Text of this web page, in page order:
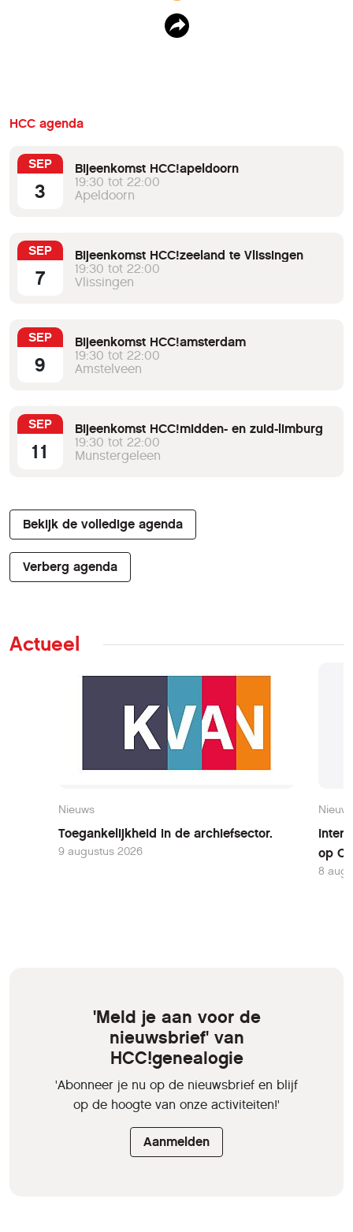
HCC agenda
SEP
3
Bijeenkomst HCC!apeldoorn
19:30 tot 22:00
Apeldoorn
SEP
7
Bijeenkomst HCC!zeeland te Vlissingen
19:30 tot 22:00
Vlissingen
SEP
9
Bijeenkomst HCC!amsterdam
19:30 tot 22:00
Amstelveen
SEP
11
Bijeenkomst HCC!midden- en zuid-limburg
19:30 tot 22:00
Munstergeleen
Bekijk de volledige agenda
Verberg agenda
Actueel
Nieuws
Toegankelijkheid in de archiefsector.
9 augustus 2026
op
8
'Meld je aan voor de
nieuwsbrief' van
HCC!genealogie
'Abonneer je nu op de nieuwsbrief en blijf
op de hoogte van onze activiteiten!'
Aanmelden